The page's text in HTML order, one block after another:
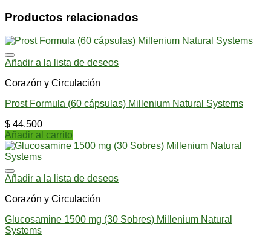
Productos relacionados
Añadir a la lista de deseos
Corazón y Circulación
Prost Formula (60 cápsulas) Millenium Natural Systems
$ 44.500
Añadir al carrito
Añadir a la lista de deseos
Corazón y Circulación
Glucosamine 1500 mg (30 Sobres) Millenium Natural
Systems